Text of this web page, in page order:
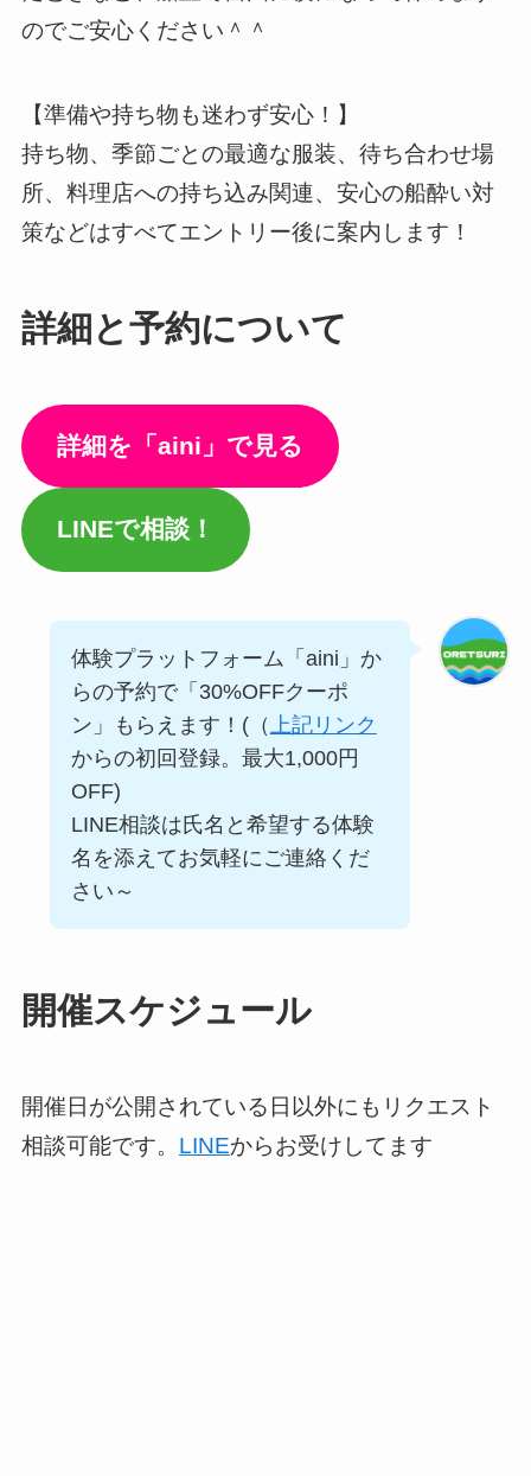
のでご安心ください＾＾
【準備や持ち物も迷わず安心！】
持ち物、季節ごとの最適な服装、待ち合わせ場
所、料理店への持ち込み関連、安心の船酔い対
策などはすべてエントリー後に案内します！
詳細と予約について
詳細を「aini」で見る
LINEで相談！
体験プラットフォーム「aini」か
らの予約で「30%OFFクーポ
ン」もらえます！(（上記リンク
からの初回登録。最大1,000円
OFF)
LINE相談は氏名と希望する体験
名を添えてお気軽にご連絡くだ
さい～
開催スケジュール
開催日が公開されている日以外にもリクエスト
相談可能です。 LINEからお受けしてます